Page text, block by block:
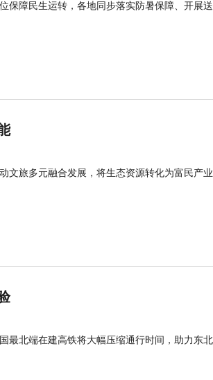
保障民生运转，各地同步落实防暑保障、开展
文旅多元融合发展，将生态资源转化为富民产
最北端在建高铁将大幅压缩通行时间，助力东